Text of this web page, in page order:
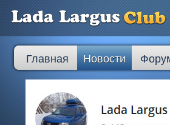
Главная Новости